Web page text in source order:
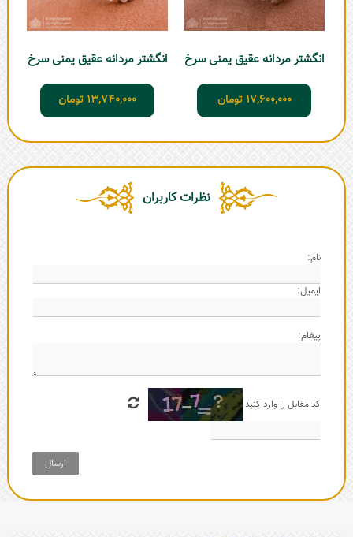
انگشتر مردانه عقیق یمنی سرخ
17,600,000 تومان
انگشتر مردانه عقیق یمنی سرخ
13,740,000 تومان
نظرات کاربران
نام:
ایمیل:
پیغام:
کد مقابل را وارد کنید
ارسال